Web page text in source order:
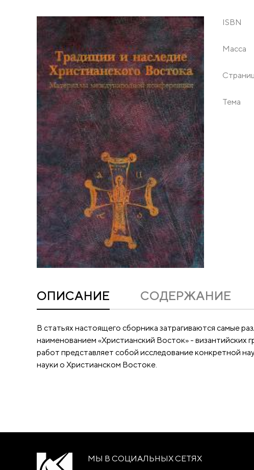
ISBN
Масса
Тема
ОПИСАНИЕ CОДЕРЖАНИЕ
В статьях настоящего сборника затрагиваются самые
наименованием «Христианский Восток» - визан­тийских
работ представляет собой исследование конкретной
науки о Христианском Востоке.
МЫ В СОЦИАЛЬНЫХ СЕТЯХ